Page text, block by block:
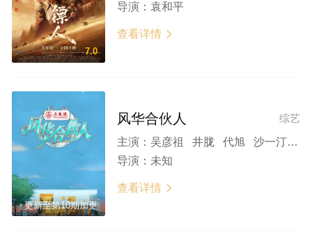
7.0
导演： 袁和平
查看详情 
更新至第10期加更
综艺
风华合伙人
主演： 吴彦祖 井胧 代旭 沙一汀 周柯宇 常华森 董思成 谢依霖 小虎 尹子维
导演： 未知
查看详情 